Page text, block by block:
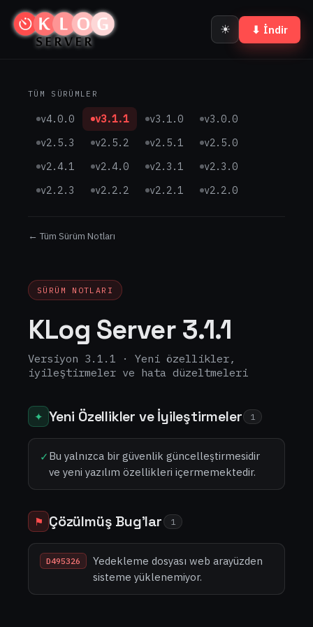
☀ ⬇ İndir
TÜM SÜRÜMLER
v4.0.0 v3.1.1 v3.1.0
v3.0.0
v2.5.3
v2.5.2 v2.5.1
v2.5.0
v2.4.1
v2.4.0 v2.3.1
v2.3.0
v2.2.3
v2.2.2 v2.2.1 v2.2.0
← Tüm Sürüm Notları
SÜRÜM NOTLARI
KLog Server 3.1.1
Versiyon 3.1.1 · Yeni özellikler,
iyileştirmeler ve hata düzeltmeleri
✦ Yeni Özellikler ve İyileştirmeler 1
✓ Bu yalnızca bir güvenlik güncelleştirmesidir
ve yeni yazılım özellikleri içermemektedir.
⚑ Çözülmüş Bug'lar 1
D495326
Yedekleme dosyası web arayüzden
sisteme yüklenemiyor.